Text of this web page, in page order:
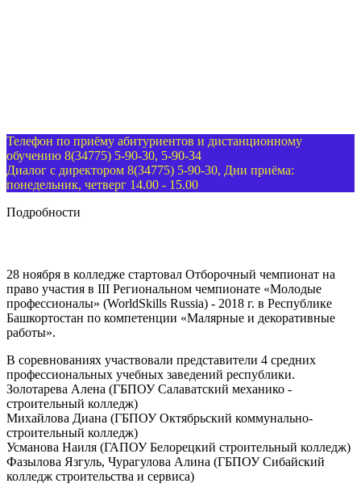
Телефон по приёму абитуриентов и дистанционному
обучению 8(34775) 5-90-30, 5-90-34
Диалог с директором 8(34775) 5-90-30, Дни приёма:
понедельник, четверг 14.00 - 15.00
Подробности
28 ноября в колледже стартовал Отборочный чемпионат на
право участия в III Региональном чемпионате «Молодые
профессионалы» (WorldSkills Russia) - 2018 г. в Республике
Башкортостан по компетенции «Малярные и декоративные
работы».
В соревнованиях участвовали представители 4 средних
профессиональных учебных заведений республики.
Золотарева Алена (ГБПОУ Салаватский механико -
строительный колледж)
Михайлова Диана (ГБПОУ Октябрьский коммунально-
строительный колледж)
Усманова Наиля (ГАПОУ Белорецкий строительный колледж)
Фазылова Язгуль, Чурагулова Алина (ГБПОУ Сибайский
колледж строительства и сервиса)